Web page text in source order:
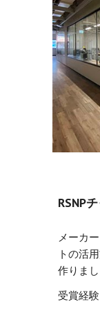
RSNP
メーカ
トの活
作りまし
受賞経